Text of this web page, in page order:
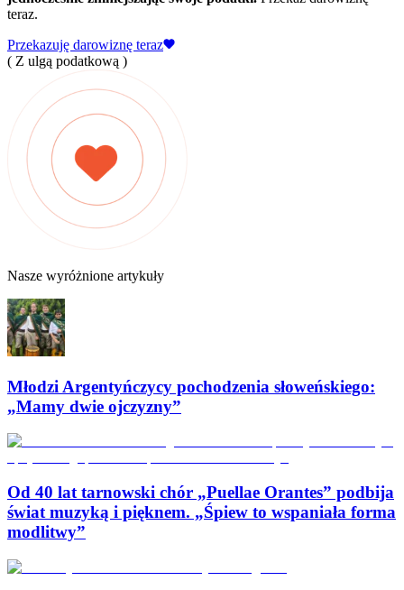
teraz.
Przekazuję darowiznę teraz
( Z ulgą podatkową )
Nasze wyróżnione artykuły
Młodzi Argentyńczycy pochodzenia słoweńskiego:
„Mamy dwie ojczyzny”
Od 40 lat tarnowski chór „Puellae Orantes” podbija
świat muzyką i pięknem. „Śpiew to wspaniała forma
modlitwy”